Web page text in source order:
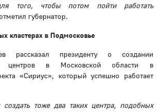
того, чтобы потом пойти работать
губернатор.
кластерах в Подмосковье
рассказал президенту о создании
центров в Московской области в
«Сириус», который успешно работает
тоже два таких центра, подобных